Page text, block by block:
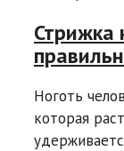
Стрижка
Ноготь
которая